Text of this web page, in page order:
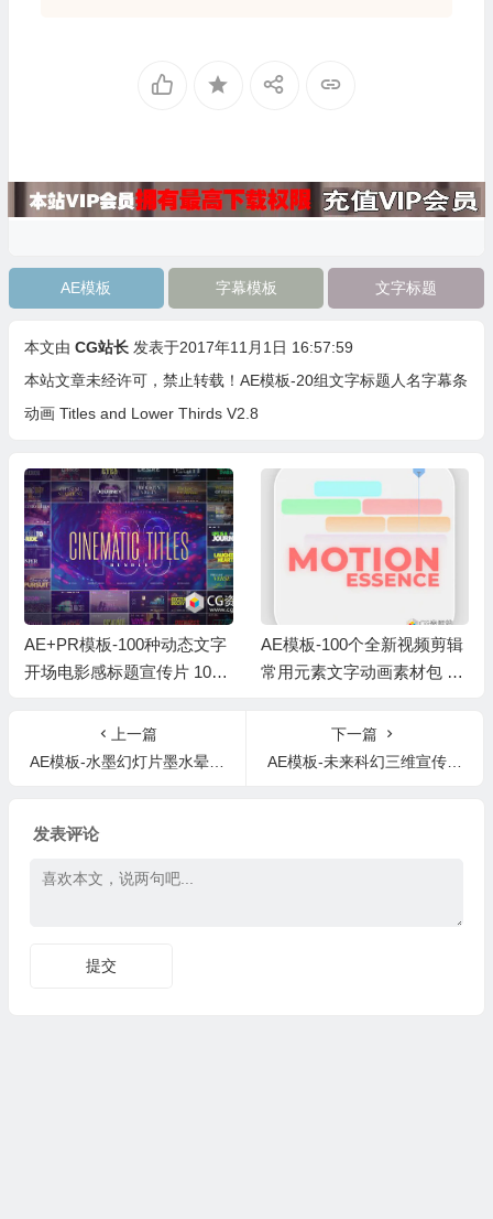
AE模板 字幕模板 文字标题
本文由 CG站长 发表于2017年11月1日 16:57:59
本站文章未经许可，禁止转载！ AE模板-20组文字标题人名字幕条
动画 Titles and Lower Thirds V2.8
AE+PR模板-100种动态文字
开场电影感标题宣传片 100
AE模板-100个全新视频剪辑
常用元素文字动画素材包 Ed
上一篇
AE模板-水墨幻灯片墨水晕开企业宣传片旅游公司介绍Ink Slideshow
下一篇
AE模板-未来科幻三维宣传片头科幻太空战宇宙飞船 SKY LAB 001
发表评论